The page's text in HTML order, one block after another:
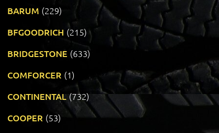
BARUM (229)
BFGOODRICH (215)
BRIDGESTONE (633)
COMFORCER (1)
CONTINENTAL (732)
COOPER (53)